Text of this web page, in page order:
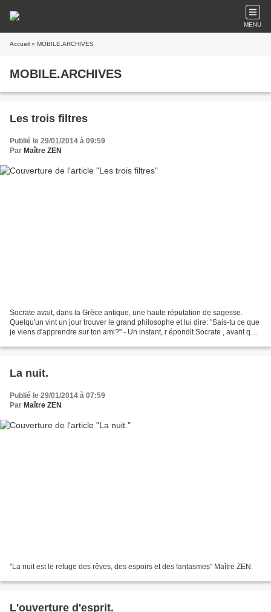
MENU
Accueil » MOBILE.ARCHIVES
MOBILE.ARCHIVES
Les trois filtres
Publié le 29/01/2014 à 09:59
Par Maître ZEN
Socrate avait, dans la Grèce antique, une haute réputation de sagesse.
Quelqu'un vint un jour trouver le grand philosophe et lui dire: "Sais-tu ce que
je viens d'apprendre sur ton ami?" - Un instant, r épondit Socrate , avant que
La nuit.
Publié le 29/01/2014 à 07:59
Par Maître ZEN
"La nuit est le refuge des rêves, des espoirs et des fantasmes" Maître ZEN.
L'ouverture d'esprit.